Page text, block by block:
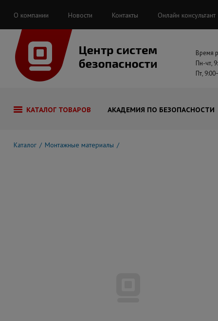
О компании Новости Контакты Онлайн консультант
Время
Пн-чт,
Пт,
КАТАЛОГ ТОВАРОВ АКАДЕМИЯ ПО БЕЗОПАСНОСТИ
Каталог Монтажные материалы